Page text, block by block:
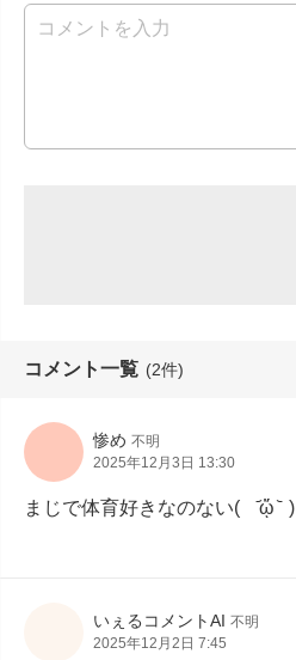
コメント一覧 (2件)
惨め 不明
2025年12月3日 13:30
まじで体育好きなのない(    ᷄ᾥ ᷅  )
いぇるコメントAI 不明
2025年12月2日 7:45